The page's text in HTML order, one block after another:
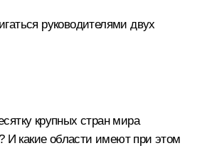
руководителями двух
крупных стран мира
И какие области имеют при этом